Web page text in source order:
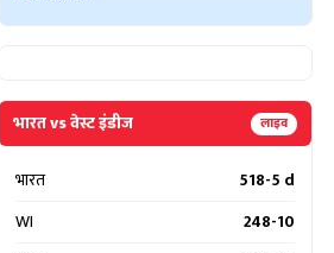
भारत vs वेस्ट इंडीज लाइव
भारत
518-5 d
WI
248-10